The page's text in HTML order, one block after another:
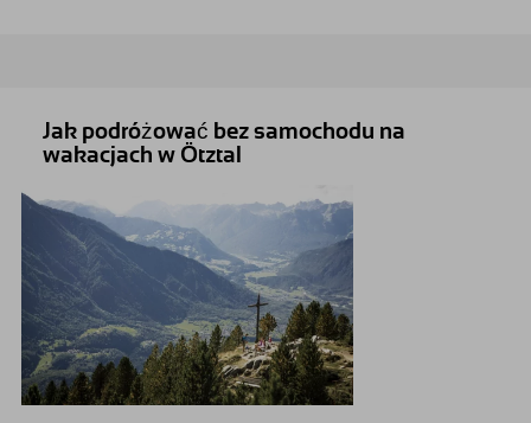
Jak podróżować bez samochodu na
wakacjach w Ötztal